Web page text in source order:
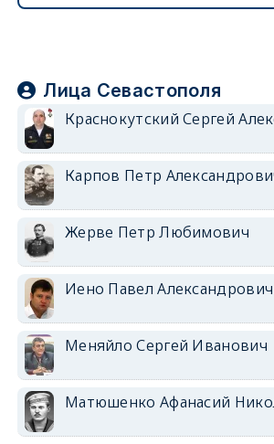
Лица Севастополя
Краснокутский Сергей
Карпов Петр
Жерве Петр Любимович
Иено Павел Александрович
Меняйло Сергей Иванович
Матюшенко Афанасий